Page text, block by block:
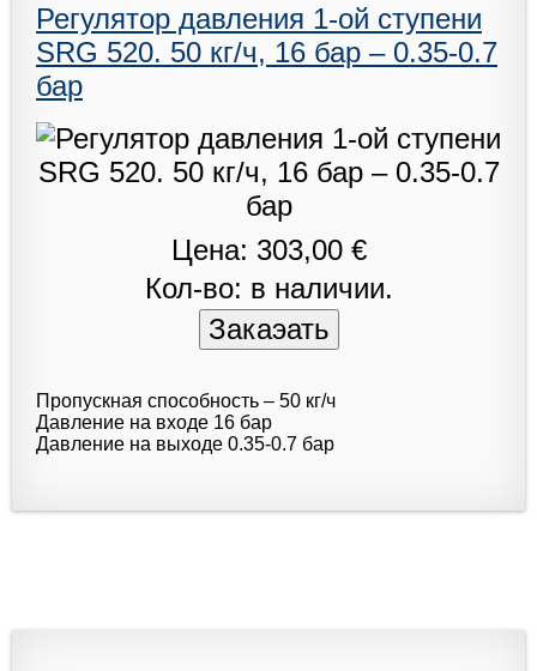
Регулятор давления 1-ой ступени
SRG 520. 50 кг/ч, 16 бар – 0.35-0.7
бар
Цена: 303,00 €
Кол-во: в наличии.
Пропускная способность – 50 кг/ч
Давление на входе 16 бар
Давление на выходе 0.35-0.7 бар